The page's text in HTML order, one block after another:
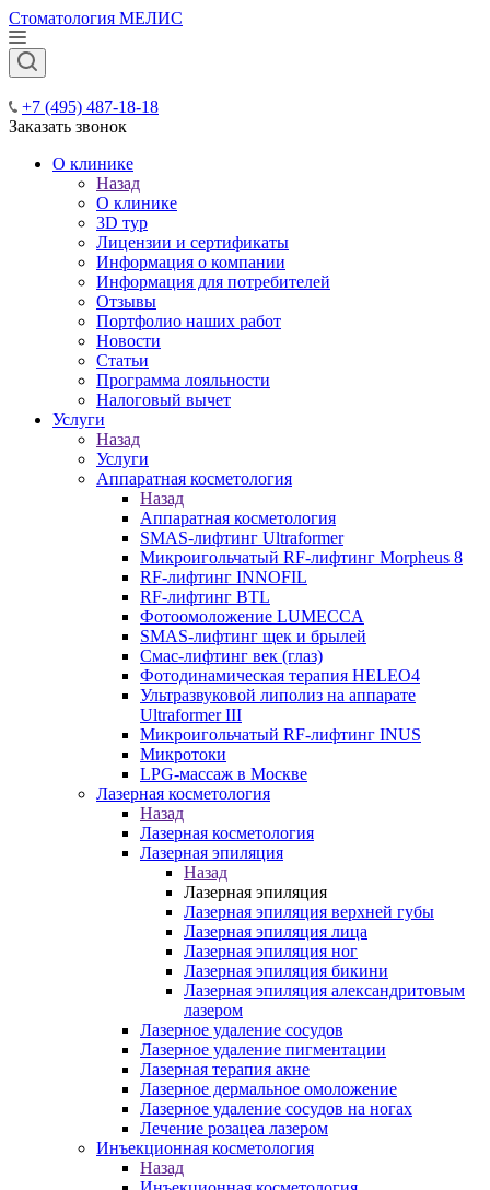
Стоматология МЕЛИС
+7 (495) 487-18-18
Заказать звонок
О клинике
Назад
О клинике
3D тур
Лицензии и сертификаты
Информация о компании
Информация для потребителей
Отзывы
Портфолио наших работ
Новости
Статьи
Программа лояльности
Налоговый вычет
Услуги
Назад
Услуги
Аппаратная косметология
Назад
Аппаратная косметология
SMAS-лифтинг Ultraformer
Микроигольчатый RF-лифтинг Morpheus 8
RF-лифтинг INNOFIL
RF-лифтинг BTL
Фотоомоложение LUMECCA
SMAS-лифтинг щек и брылей
Смас-лифтинг век (глаз)
Фотодинамическая терапия HELEO4
Ультразвуковой липолиз на аппарате
Ultraformer III
Микроигольчатый RF-лифтинг INUS
Микротоки
LPG-массаж в Москве
Лазерная косметология
Назад
Лазерная косметология
Лазерная эпиляция
Назад
Лазерная эпиляция
Лазерная эпиляция верхней губы
Лазерная эпиляция лица
Лазерная эпиляция ног
Лазерная эпиляция бикини
Лазерная эпиляция александритовым
лазером
Лазерное удаление сосудов
Лазерное удаление пигментации
Лазерная терапия акне
Лазерное дермальное омоложение
Лазерное удаление сосудов на ногах
Лечение розацеа лазером
Инъекционная косметология
Назад